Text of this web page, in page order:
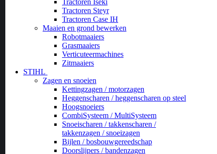
Tractoren Iseki
Tractoren Steyr
Tractoren Case IH
Maaien en grond bewerken
Robotmaaiers
Grasmaaiers
Verticuteermachines
Zitmaaiers
STIHL
Zagen en snoeien
Kettingzagen / motorzagen
Heggenscharen / heggenscharen op steel
Hoogsnoeiers
CombiSysteem / MultiSysteem
Snoeischaren / takkenscharen /
takkenzagen / snoeizagen
Bijlen / bosbouwgereedschap
Doorslijpers / bandenzagen